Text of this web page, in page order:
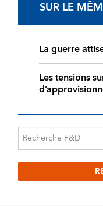
SUR LE
La guerre
Les tensions